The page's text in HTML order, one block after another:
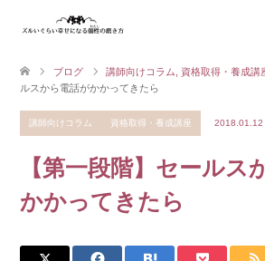
ブログ 講師向けコラム 資格取得・養成講
ルスから電話がかかってきたら
講師向けコラム 資格取得・養成講座 2018.01.12
【第一段階】セールス
かかってきたら